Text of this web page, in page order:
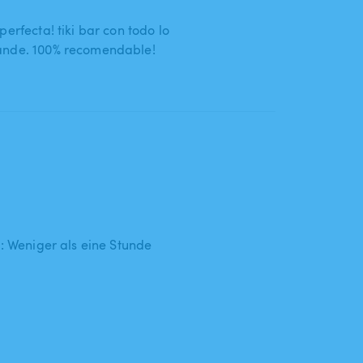
tiki bar con todo lo
100% recomendable!
als eine Stunde